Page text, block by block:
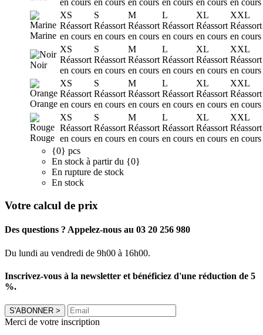
en cours en cours en cours en cours en cours en cours
Marine
XS
Réassort
en cours
S
Réassort
en cours
M
Réassort
en cours
L
Réassort
en cours
XL
Réassort
en cours
XXL
Réassort
en cours
Noir
XS
Réassort
en cours
S
Réassort
en cours
M
Réassort
en cours
L
Réassort
en cours
XL
Réassort
en cours
XXL
Réassort
en cours
Orange
XS
Réassort
en cours
S
Réassort
en cours
M
Réassort
en cours
L
Réassort
en cours
XL
Réassort
en cours
XXL
Réassort
en cours
Rouge
XS
Réassort
en cours
S
Réassort
en cours
M
Réassort
en cours
L
Réassort
en cours
XL
Réassort
en cours
XXL
Réassort
en cours
{0} pcs
En stock à partir du {0}
En rupture de stock
En stock
Votre calcul de prix
Des questions ? Appelez-nous au 03 20 256 980
Du lundi au vendredi de 9h00 à 16h00.
Inscrivez-vous à la newsletter et bénéficiez d'une réduction de 5
%.
S'ABONNER >
Merci de votre inscription